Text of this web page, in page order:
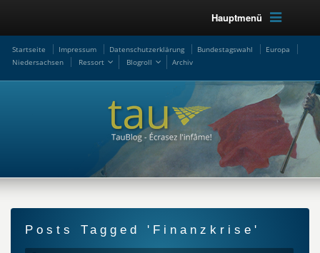
Hauptmenü
Startseite Impressum Datenschutzerklärung Bundestagswahl
Europa
Niedersachsen
Ressort Blogroll Archiv
Posts Tagged 'Finanzkrise'